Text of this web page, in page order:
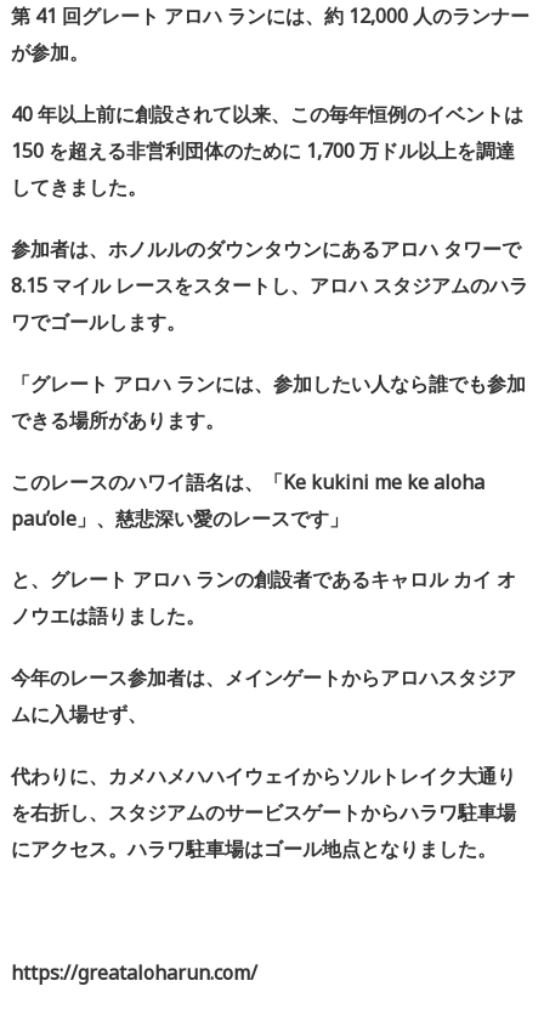
第 41 回グレート アロハ ランには、約 12,000人のランナー
が参加。
40年以上前に創設されて以来、この毎年恒例のイベントは
150 を超える非営利団体のために 1,700万ドル以上を調達
してきました。
参加者は、ホノルルのダウンタウンにあるアロハ タワーで
8.15 マイル レースをスタートし、アロハ スタジアムのハラ
ワでゴールします。
「グレート アロハ ランには、参加したい人なら誰でも参加
できる場所があります。
このレースのハワイ語名は、「Ke kukini me ke aloha
pau’ole 」、 慈悲深い愛のレースです」
と、グレート アロハ ランの創設者であるキャロル カイ オ
ノウエは語りました。
今年のレース参加者は、メインゲートからアロハスタジア
ムに入場せず、
代わりに、カメハメハハイウェイからソルトレイク大通り
を右折し、スタジアムのサービスゲートからハラワ駐車場
にアクセス。ハラワ駐車場はゴール地点となりました。
https://greataloharun.com/